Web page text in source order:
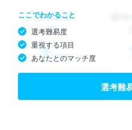
ここでわかること
選考難易度
重視する項目
あなたとのマッチ度
選考難